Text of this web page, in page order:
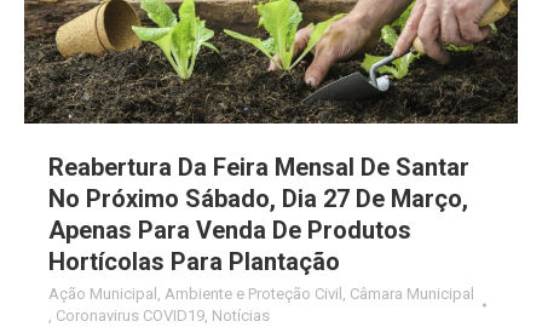
Reabertura Da Feira Mensal De Santar
No Próximo Sábado, Dia 27 De Março,
Apenas Para Venda De Produtos
Hortícolas Para Plantação
Ação Municipal , Ambiente e Proteção Civil , Câmara Municipal
, Coronavirus COVID19, Notícias